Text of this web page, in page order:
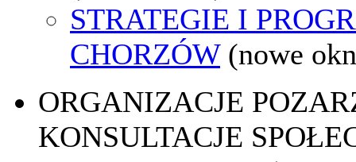
STRATEGIE I
CHORZÓW (nowe
ORGANIZACJE
KONSULTACJE